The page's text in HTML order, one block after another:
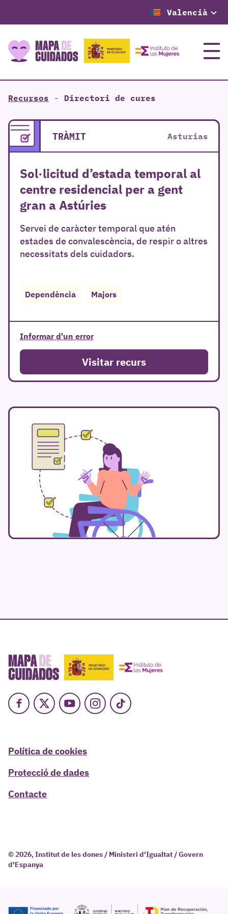
Valencià
Menú
Recursos - Directori de cures
TRÀMIT Asturias
Sol·licitud d’estada temporal al
centre residencial per a gent
gran a Astúries
Servei de caràcter temporal que atén
estades de convalescència, de respir o altres
necessitats dels cuidadors.
Dependència Majors
Informar d'un error
Visitar recurs
Facebook
X YoutubeInstagram
TikTok
Política de cookies
Protecció de dades
Contacte
© 2026, Institut de les dones / Ministeri d'Igualtat / Govern
d'Espanya